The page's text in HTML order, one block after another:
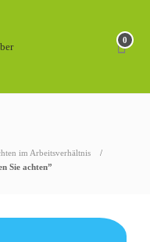
0
im Arbeitsverhältnis
Sie achten”